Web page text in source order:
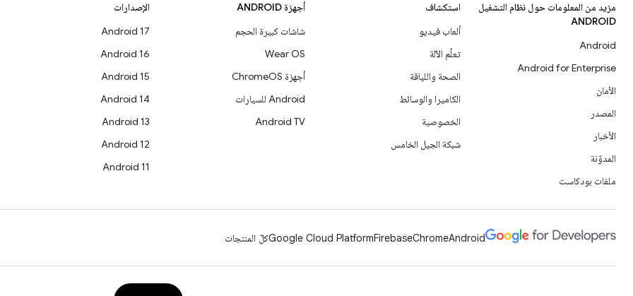
مزيد من المعلومات حول نظام التشغيل
ANDROID
Android
Android for Enterprise
الأمان
المصدر
الأخبار
المدوّنة
ملفات بودكاست
استكشاف
ألعاب فيديو
تعلُم الآلة
الصحة واللياقة
الكاميرا والوسائط
الخصوصية
شبكة الجيل الخامس
أجهزة ANDROID
شاشات كبيرة الحجم
Wear OS
أجهزة ChromeOS
Android للسيارات
Android TV
الإصدارات
Android 17
Android 16
Android 15
Android 14
Android 13
Android 12
Android 11
Android
Chrome
Firebase
Google Cloud Platformكلّ المنتجات